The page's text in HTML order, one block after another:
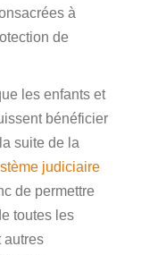
à
de
les enfants et
bénéficier
suite de la
judiciaire
de permettre
toutes les
autres